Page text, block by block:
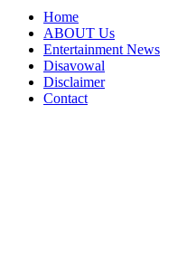
Home
ABOUT Us
Entertainment News
Disavowal
Disclaimer
Contact